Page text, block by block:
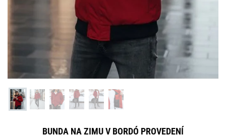
BUNDA NA ZIMU V BORDÓ PROVEDENÍ